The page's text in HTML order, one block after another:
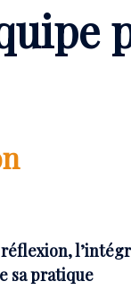
sa pratique